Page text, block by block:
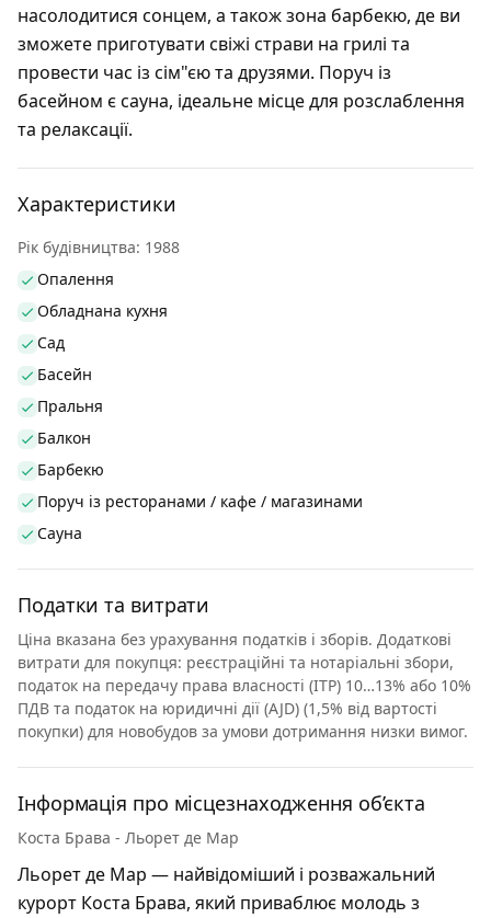
насолодитися сонцем, а також зона барбекю, де ви
зможете приготувати свіжі страви на грилі та
провести час із сім"єю та друзями. Поруч із
басейном є сауна, ідеальне місце для розслаблення
та релаксації.
Характеристики
Рік будівництва: 1988
Опалення
Обладнана кухня
Сад
Басейн
Пральня
Балкон
Барбекю
Поруч із ресторанами / кафе / магазинами
Сауна
Податки та витрати
Ціна вказана без урахування податків і зборів. Додаткові
витрати для покупця: реєстраційні та нотаріальні збори,
податок на передачу права власності (ITP) 10…13% або 10%
ПДВ та податок на юридичні дії (AJD) (1,5% від вартості
покупки) для новобудов за умови дотримання низки вимог.
Інформація про місцезнаходження об’єкта
Коста Брава - Льорет де Мар
Льорет де Мар — найвідоміший і розважальний
курорт Коста Брава, який приваблює молодь з